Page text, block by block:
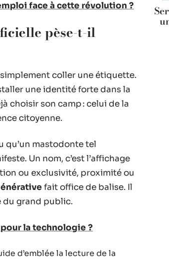
face à cette révolution ?
pèse-t-il
simplement coller une étiquette.
une identité forte dans la
choisir son camp : celui de la
citoyenne.
qu’un mastodonte tel
Un nom, c’est l’affichage
ou exclusivité, proximité ou
fait office de balise. Il
du grand public.
la technologie ?
d’emblée la lecture de la